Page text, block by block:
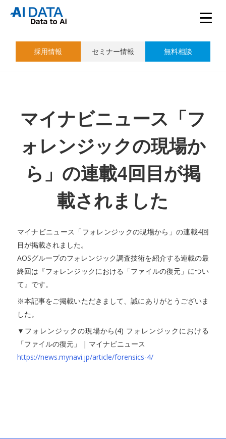
採用情報 セミナー情報 無料相談
マイナビニュース「フ
ォレンジックの現場か
ら」の連載4回目が掲
載されました
マイナビニュース「フォレンジックの現場から」の連載4回
目が掲載されました。
AOSグループのフォレンジック調査技術を紹介する連載の最
終回は『フォレンジックにおける「ファイルの復元」につい
て』です。
※本記事をご掲載いただきまして、誠にありがとうございま
した。
▼フォレンジックの現場から(4) フォレンジックにおける
「ファイルの復元」 | マイナビニュース
https://news.mynavi.jp/article/forensics-4/